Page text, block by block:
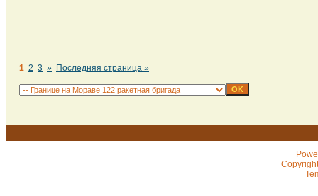
1 2 3 » Последняя страница »